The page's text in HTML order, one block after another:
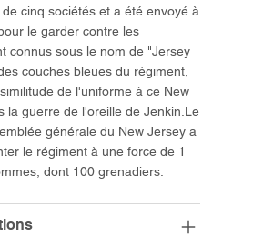
cinq sociétés et a été envoyé à
le garder contre les
connus sous le nom de "Jersey
couches bleues du régiment,
de l'uniforme à ce New
la guerre de l'oreille de Jenkin.Le
générale du New Jersey a
le régiment à une force de 1
dont 100 grenadiers.